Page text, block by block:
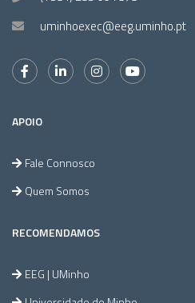
uminhoexec@eeg.uminho.pt
APOIO
Fale Connosco
Quem Somos
RECOMENDAMOS
EEG | UMinho